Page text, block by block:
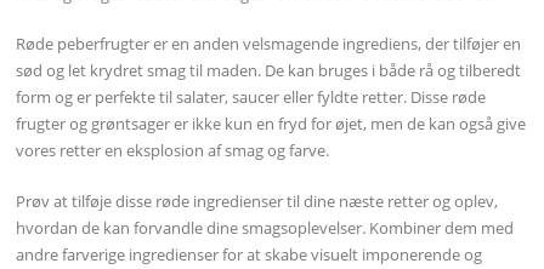
Røde peberfrugter er en anden velsmagende ingrediens, der tilføjer en
sød og let krydret smag til maden. De kan bruges i både rå og tilberedt
form og er perfekte til salater, saucer eller fyldte retter. Disse røde
frugter og grøntsager er ikke kun en fryd for øjet, men de kan også give
vores retter en eksplosion af smag og farve.
Prøv at tilføje disse røde ingredienser til dine næste retter og oplev,
hvordan de kan forvandle dine smagsoplevelser. Kombiner dem med
andre farverige ingredienser for at skabe visuelt imponerende og